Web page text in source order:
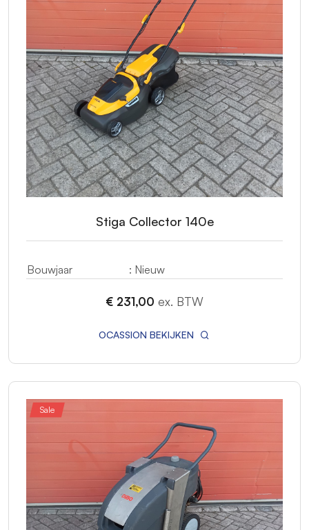
Stiga Collector 140e
Bouwjaar : Nieuw
€ 231,00 ex. BTW
OCASSION BEKIJKEN
Sale